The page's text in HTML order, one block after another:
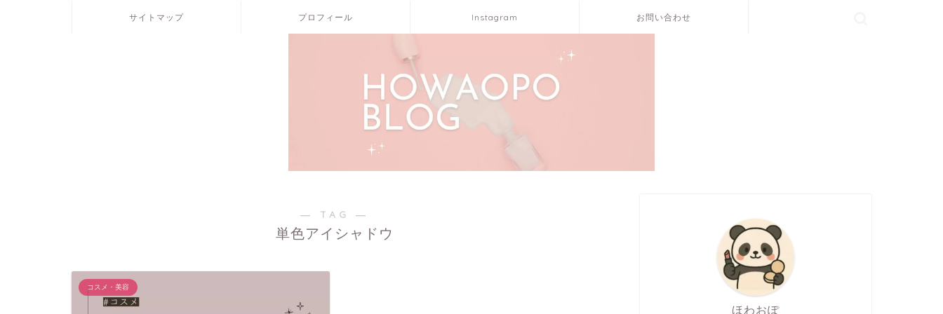
サイトマップ プロフィール Instagram お問い合わせ
― TAG ―
単色アイシャドウ
コスメ・美容
ほわおぽ